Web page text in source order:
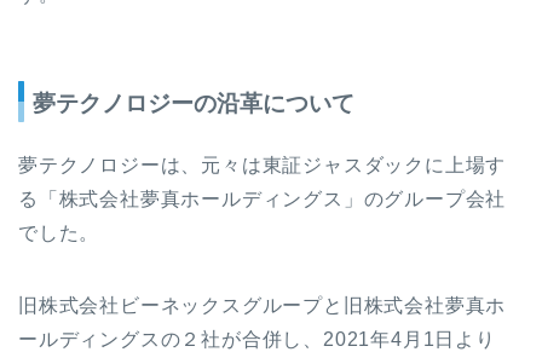
夢テクノロジーの沿革について
夢テクノロジーは、元々は東証ジャスダックに上場す
る「株式会社夢真ホールディングス」のグループ会社
でした。
旧株式会社ビーネックスグループと旧株式会社夢真ホ
ールディングスの２社が合併し、2021年4月1日より